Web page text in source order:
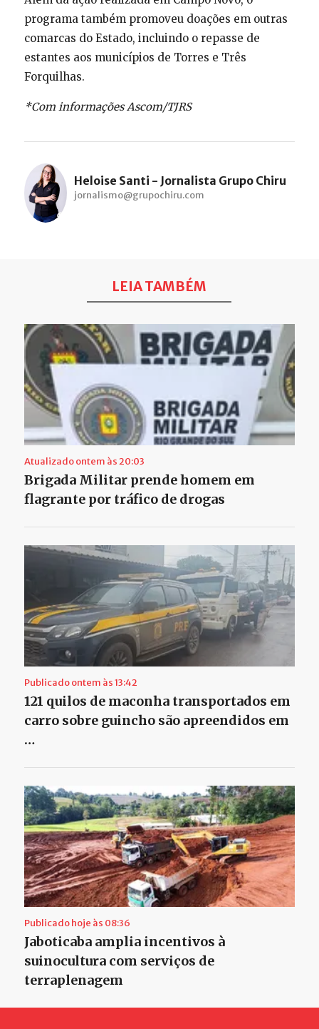
programa também promoveu doações em outras
comarcas do Estado, incluindo o repasse de
estantes aos municípios de Torres e Três
Forquilhas.
*Com informações Ascom/TJRS
Heloise Santi - Jornalista Grupo Chiru
jornalismo@grupochiru.com
LEIA TAMBÉM
Atualizado ontem às 20:03
Brigada Militar prende homem em
flagrante por tráfico de drogas
Publicado ontem às 13:42
121 quilos de maconha transportados em
carro sobre guincho são apreendidos em
…
Publicado hoje às 08:36
Jaboticaba amplia incentivos à
suinocultura com serviços de
terraplenagem